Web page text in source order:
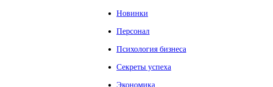
Новинки
Персонал
Психология бизнеса
Секреты успеха
Экономика